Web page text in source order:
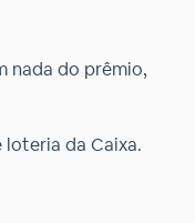
nada do prêmio,
da Caixa.